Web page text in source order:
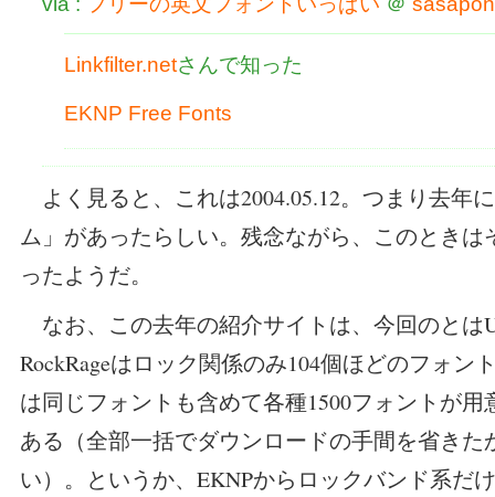
Linkfilter.netさんで知った
EKNP Free Fonts
よく見ると、これは2004.05.12。つまり去年
ム」があったらしい。残念ながら、このときは
ったようだ。
なお、この去年の紹介サイトは、今回のとは
RockRageはロック関係のみ104個ほどのフォン
は同じフォントも含めて各種1500フォントが
ある（全部一括でダウンロードの手間を省きた
い）。というか、EKNPからロックバンド系だ